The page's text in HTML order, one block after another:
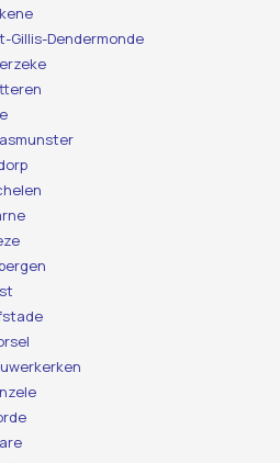
Gillis-Dendermonde